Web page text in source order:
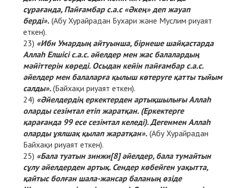
сұрағанда, Пайғамбар с.а.с «Әкең» деп жауап
берді». (Абу Хурайрадан Бухари және Муслим риуаят
еткен).
«Ибн Умардың айтуынша, бірнеше шайқастарда
Аллаһ Елшісі с.а.с. әйелдер мен жас балалардың
мәйіттерін көреді. Осыдан кейін пайғамбар с.а.с.
әйелдер мен балаларға қылыш көтеруге қатты тыйым
салды».(Байхақи риуаят еткен).
«Әйелдердің еркектерден артықшылығы Аллаһ
оларды сезімтал етіп жаратқан. (Еркектерге
қарағанда 99 есе сезімтал келеді). Дегенмен Аллаһ
оларды ұялшақ қылап жаратқан». (Абу Хурайрадан
Байхақи риуаят еткен).
«Бала туатын зинжи[8]әйелдер, бала тумайтын
сұлу әйелдерден артық. Сендер көбейген уақытта,
қайтыс болған шала-жансар баланың өзіде